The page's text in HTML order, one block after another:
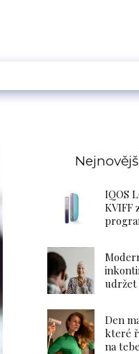
IQOS
KVIFF
udržet
Den
které
na